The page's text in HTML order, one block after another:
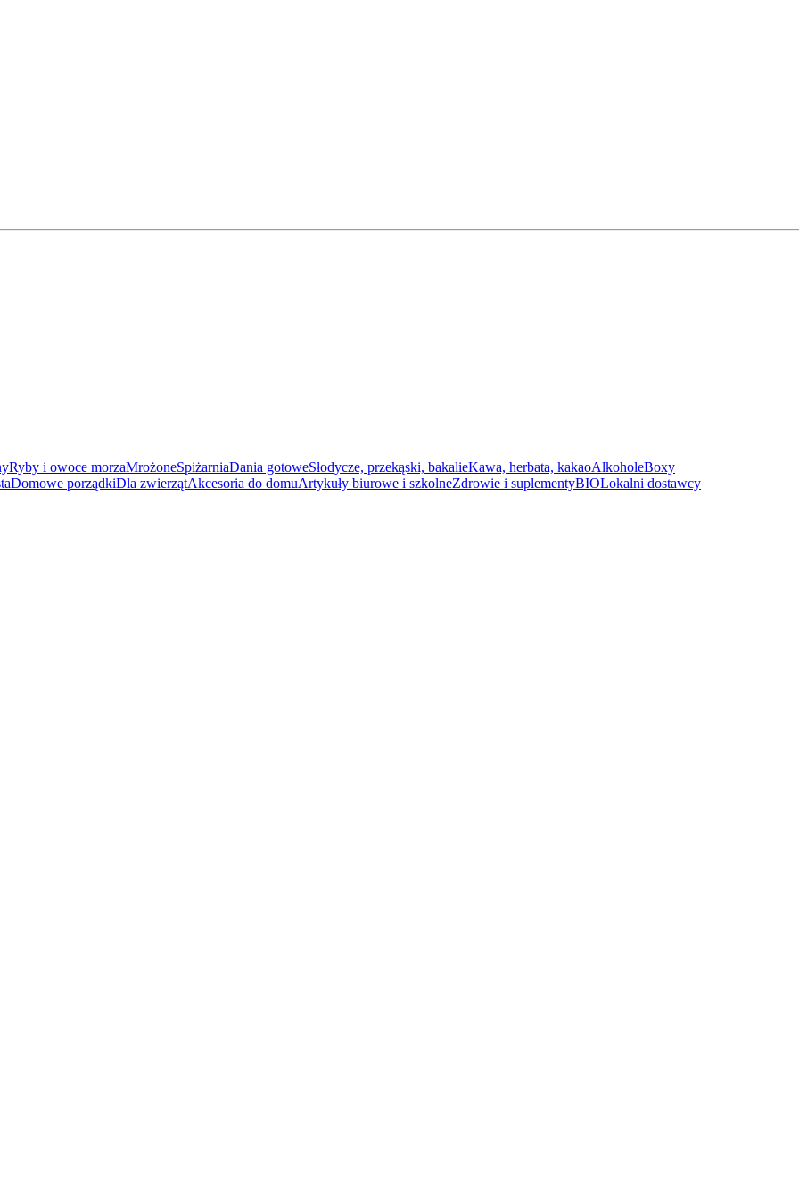
Ryby i owoce morzaMrożoneSpiżarniaDania gotoweSłodycze, przekąski, bakalieKawa, herbata, kakaoAlkoholeBoxy
Domowe porządkiDla zwierzątAkcesoria do domuArtykuły biurowe i szkolneZdrowie i suplementyBIOLokalni dostawcy